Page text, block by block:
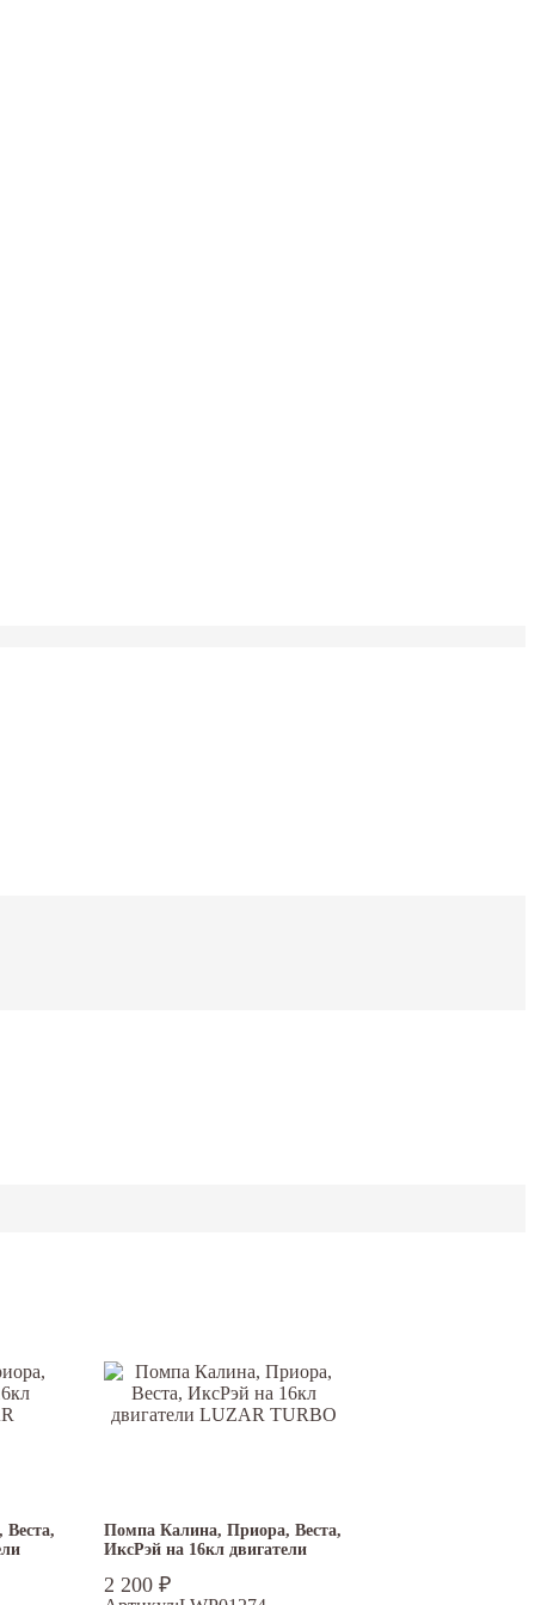
Помпа Калина, Приора, Веста,
ИксРэй на 16кл двигатели
2 200 ₽